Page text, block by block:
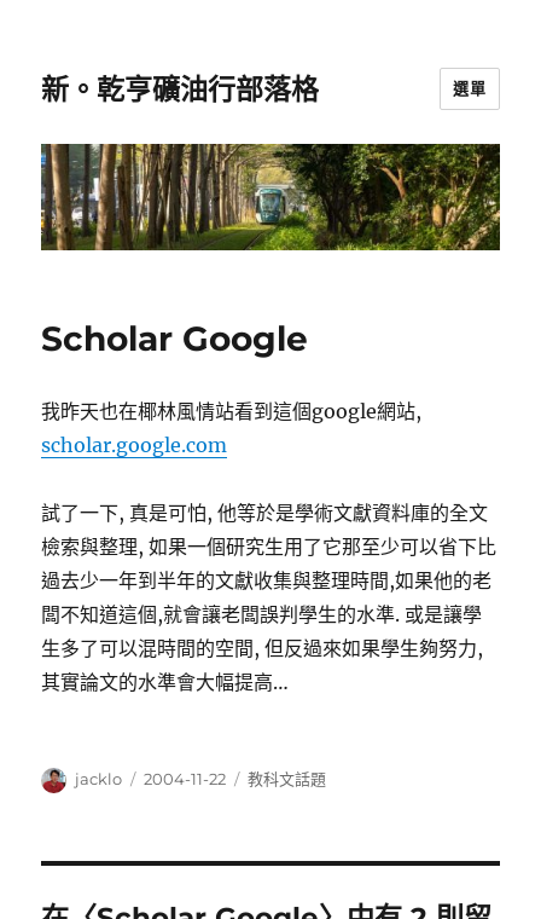
新。乾亨礦油行部落格 選單
Scholar Google
我昨天也在椰林風情站看到這個google網站,
scholar.google.com
試了一下, 真是可怕, 他等於是學術文獻資料庫的全文
檢索與整理, 如果一個研究生用了它那至少可以省下比
過去少一年到半年的文獻收集與整理時間,如果他的老
闆不知道這個,就會讓老闆誤判學生的水準. 或是讓學
生多了可以混時間的空間, 但反過來如果學生夠努力,
其實論文的水準會大幅提高…
作
jacklo
發
2004-11-22
分
教科文話題